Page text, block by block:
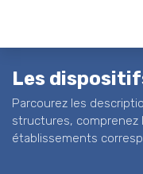
Les
Parcourez les
structures, comprenez
établissements